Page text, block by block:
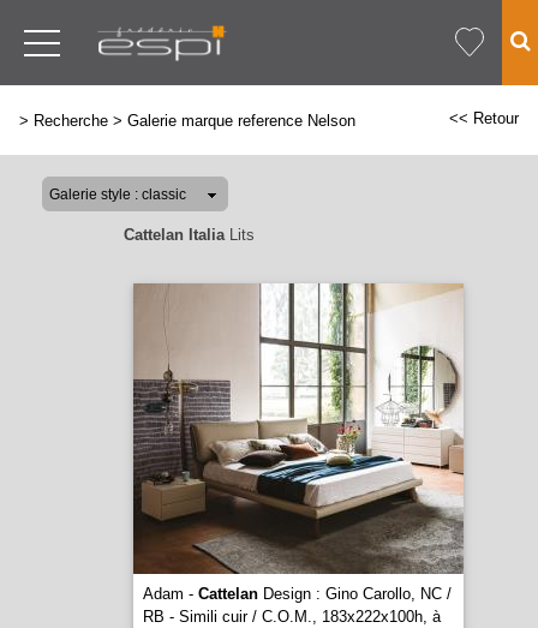
> Recherche > Galerie marque reference Nelson << Retour
Cattelan ItaliaLits
Adam - CattelanDesign : Gino Carollo, NC /
RB - Simili cuir / C.O.M., 183x222x100h, à